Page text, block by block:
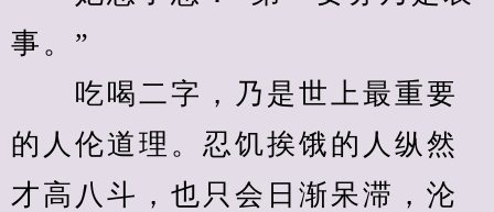
事。”
吃喝二字，乃是世上最重要
的人伦道理。忍饥挨饿的人纵然
才高八斗，也只会日渐呆滞，沦